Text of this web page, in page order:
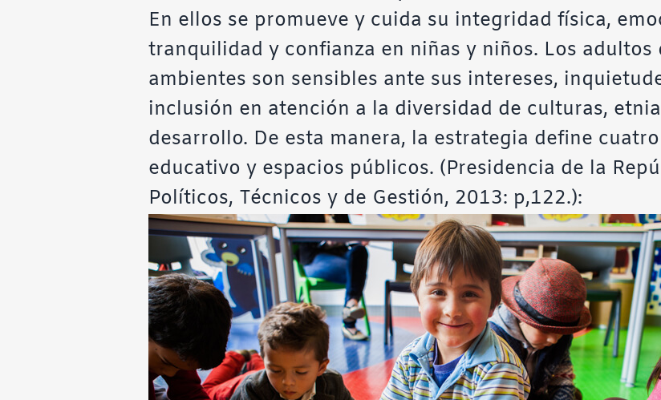
En ellos se promueve y cuida su integridad física,
tranquilidad y confianza en niñas y niños. Los
ambientes son sensibles ante sus intereses,
inclusión en atención a la diversidad de culturas,
desarrollo. De esta manera, la estrategia define
educativo y espacios públicos. (Presidencia de la
Políticos, Técnicos y de Gestión, 2013: p,122.):